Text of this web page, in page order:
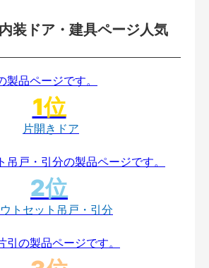
装ドア・建具ページ人気
片開きドア
トセット吊戸・引分